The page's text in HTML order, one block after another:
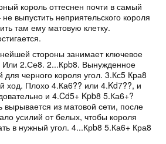
король оттеснен почти в самый
выпустить неприятельского короля
там ему матовую клетку.
стороны занимает ключевое
Или 2.Се8. 2...Крb8. Вынужденное
черного короля угол. 3.Кс5 Кра8
ход. Плохо 4.Ка6?? или 4.Kd7??, и
и 4.Cd5+ Kpb8 5.Ка6+?
вырывается из матовой сети, после
усилий от белых, чтобы короля
в нужный угол. 4...Крb8 5.Ка6+ Кра8